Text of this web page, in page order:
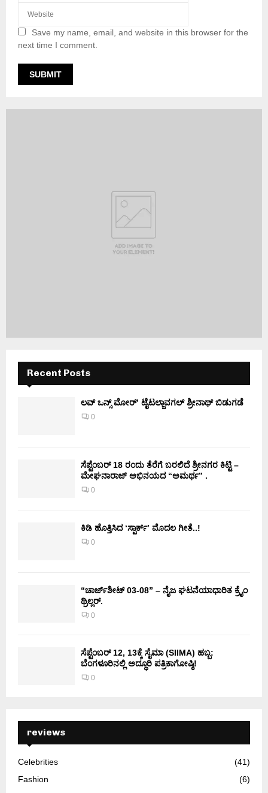
Save my name, email, and website in this browser for the
next time I comment.
Recent Posts
ಲವ್ ಒನ್ಸ್ ಮೋರ್’ ಟೈಟಲ್ಜಾವಗಲ್ ಶ್ರೀನಾಥ್ ಬಿಡುಗಡೆ
0
ಸೆಪ್ಟೆಂಬರ್ 18 ರಂದು ತೆರೆಗೆ ಬರಲಿದೆ ಶ್ರೀನಗರ ಕಿಟ್ಟಿ –
ಮೇಘನಾರಾಜ್ ಅಭಿನಯದ “ಅಮರ್ಥ” .
0
ಕಿಡಿ‌‌ ಹೊತ್ತಿಸಿದ ‘ಸ್ಪಾರ್ಕ್’ ಮೊದಲ‌ ಗೀತೆ..!
0
“ಚಾರ್ಜ್‌ಶೀಟ್ 03-08” – ನೈಜ ಘಟನೆಯಾಧಾರಿತ ಕ್ರೈಂ
ಥ್ರಿಲ್ಲರ್.
0
ಸೆಪ್ಟೆಂಬರ್ 12, 13ಕ್ಕೆ ಸೈಮಾ (SIIMA) ಹಬ್ಬ:
ಬೆಂಗಳೂರಿನಲ್ಲಿ ಅದ್ಧೂರಿ ಪತ್ರಿಕಾಗೋಷ್ಠಿ!
0
reviews
Celebrities
(41)
Fashion
(6)